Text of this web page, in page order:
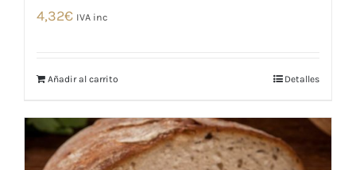
4,32€ IVA inc
Añadir al carrito Detalles